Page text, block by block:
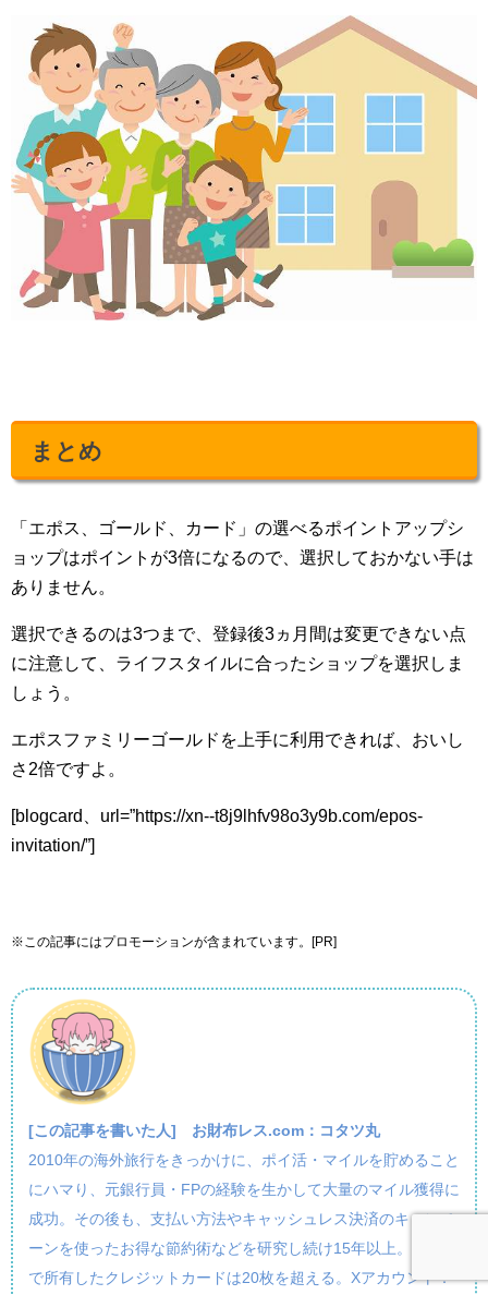
まとめ
「エポス、ゴールド、カード」の選べるポイントアップシ
ョップはポイントが3倍になるので、選択しておかない手は
ありません。
選択できるのは3つまで、登録後3ヵ月間は変更できない点
に注意して、ライフスタイルに合ったショップを選択しま
しょう。
エポスファミリーゴールドを上手に利用できれば、おいし
さ2倍ですよ。
[blogcard、url=”https://xn--t8j9lhfv98o3y9b.com/epos-
invitation/”]
※この記事にはプロモーションが含まれています。[PR]
[この記事を書いた人] お財布レス.com：コタツ丸
2010年の海外旅行をきっかけに、ポイ活・マイルを貯めること
にハマり、元銀行員・FPの経験を生かして大量のマイル獲得に
成功。その後も、支払い方法やキャッシュレス決済のキャンペ
ーンを使ったお得な節約術などを研究し続け15年以上。現在ま
で所有したクレジットカードは20枚を超える。Xアカウント：